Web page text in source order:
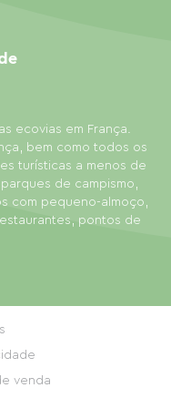
ecovias em França.
bem como todos os
turísticas a menos de
de campismo,
com pequeno-almoço,
pontos de
venda